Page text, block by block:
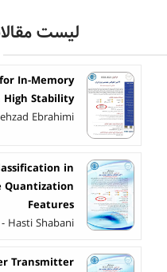
لیست
for In-Memory
Stability
Ebrahimi
in
Quantization
Features
Hasti Shabani
Transmitter